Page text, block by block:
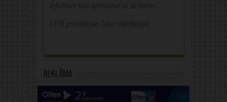
Reklāma